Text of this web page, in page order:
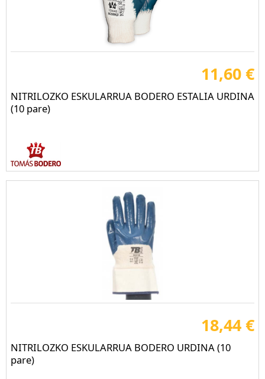
11,60 €
NITRILOZKO ESKULARRUA BODERO ESTALIA URDINA
(10 pare)
18,44 €
NITRILOZKO ESKULARRUA BODERO URDINA (10
pare)